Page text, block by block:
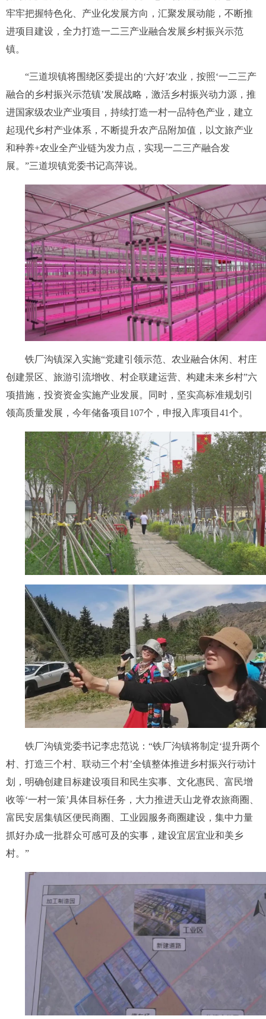
牢牢把握特色化、产业化发展方向，汇聚发展动能，不断推
进项目建设，全力打造一二三产业融合发展乡村振兴示范
镇。
“三道坝镇将围绕区委提出的‘六好’农业，按照‘一二三产
融合的乡村振兴示范镇’发展战略，激活乡村振兴动力源，推
进国家级农业产业项目，持续打造一村一品特色产业，建立
起现代乡村产业体系，不断提升农产品附加值，以文旅产业
和种养+农业全产业链为发力点，实现一二三产融合发
展。”三道坝镇党委书记高萍说。
铁厂沟镇深入实施“党建引领示范、农业融合休闲、村庄
创建景区、旅游引流增收、村企联建运营、构建未来乡村”六
项措施，投资资金实施产业发展。同时，坚实高标准规划引
领高质量发展，今年储备项目107个，申报入库项目41个。
铁厂沟镇党委书记李忠范说：“铁厂沟镇将制定‘提升两个
村、打造三个村、联动三个村’全镇整体推进乡村振兴行动计
划，明确创建目标建设项目和民生实事、文化惠民、富民增
收等‘一村一策’具体目标任务，大力推进天山龙脊农旅商圈、
富民安居集镇区便民商圈、工业园服务商圈建设，集中力量
抓好办成一批群众可感可及的实事，建设宜居宜业和美乡
村。”